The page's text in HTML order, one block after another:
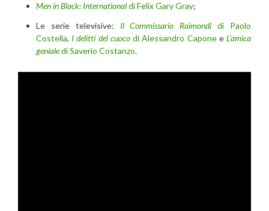
Men in Black: Internationaldi Felix Gary Gray;
Le serie televisive: Il Commissario Raimondidi Paolo
Costella, I delitti del cuocodi Alessandro CaponeeL’amica
genialedi Saverio Costanzo.